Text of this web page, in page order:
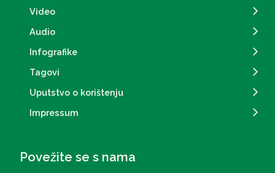
Video
Audio
Infografike
Tagovi
Uputstvo o korištenju
Impressum
Povežite se s nama